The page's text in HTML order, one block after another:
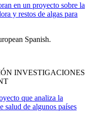
en un proyecto sobre la
y restos de algas para
Spanish.
INVESTIGACIONES
que analiza la
salud de algunos países